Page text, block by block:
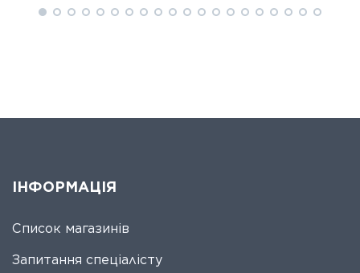
ІНФОРМАЦІЯ
Список магазинів
Запитання спеціалісту